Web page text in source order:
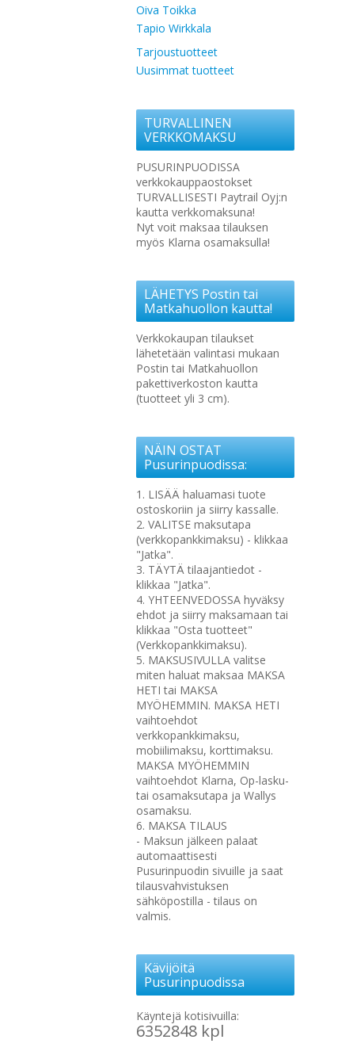
Oiva Toikka
Tapio Wirkkala
Tarjoustuotteet
Uusimmat tuotteet
TURVALLINEN
VERKKOMAKSU
PUSURINPUODISSA
verkkokauppaostokset
TURVALLISESTI Paytrail Oyj:n
kautta verkkomaksuna!
Nyt voit maksaa tilauksen
myös Klarna osamaksulla!
LÄHETYS Postin tai
Matkahuollon kautta!
Verkkokaupan tilaukset
lähetetään valintasi mukaan
Postin tai Matkahuollon
pakettiverkoston kautta
(tuotteet yli 3 cm).
NÄIN OSTAT
Pusurinpuodissa:
1. LISÄÄ haluamasi tuote
ostoskoriin ja siirry kassalle.
2. VALITSE maksutapa
(verkkopankkimaksu) - klikkaa
"Jatka".
3. TÄYTÄ tilaajantiedot -
klikkaa "Jatka".
4. YHTEENVEDOSSA hyväksy
ehdot ja siirry maksamaan tai
klikkaa "Osta tuotteet"
(Verkkopankkimaksu).
5. MAKSUSIVULLA valitse
miten haluat maksaa MAKSA
HETI tai MAKSA
MYÖHEMMIN. MAKSA HETI
vaihtoehdot
verkkopankkimaksu,
mobiilimaksu, korttimaksu.
MAKSA MYÖHEMMIN
vaihtoehdot Klarna, Op-lasku-
tai osamaksutapa ja Wallys
osamaksu.
6. MAKSA TILAUS
- Maksun jälkeen palaat
automaattisesti
Pusurinpuodin sivuille ja saat
tilausvahvistuksen
sähköpostilla - tilaus on
valmis.
Kävijöitä
Pusurinpuodissa
Käyntejä kotisivuilla:
6352848 kpl